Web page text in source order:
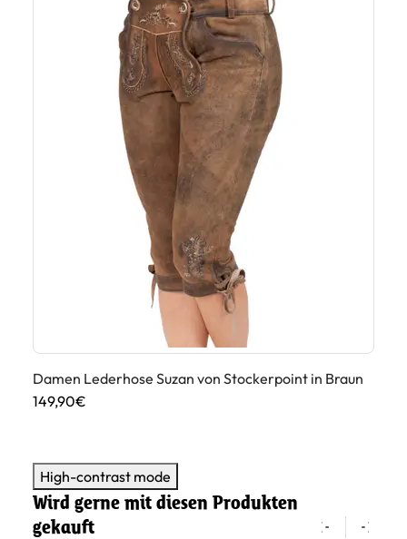
Damen Lederhose Suzan von Stockerpoint in Braun
149,90€
High-contrast mode
Wird gerne mit diesen Produkten
gekauft